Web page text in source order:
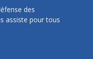
des
assiste pour tous